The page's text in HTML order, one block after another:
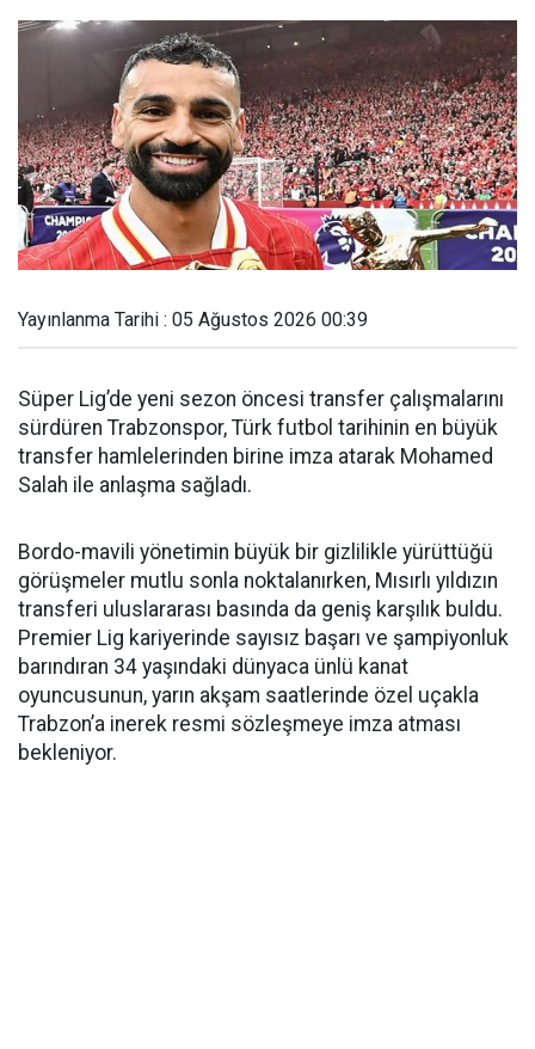
Yayınlanma Tarihi : 05 Ağustos 2026 00:39
Süper Lig’de yeni sezon öncesi transfer çalışmalarını
sürdüren Trabzonspor, Türk futbol tarihinin en büyük
transfer hamlelerinden birine imza atarak Mohamed
Salah ile anlaşma sağladı.
Bordo-mavili yönetimin büyük bir gizlilikle yürüttüğü
görüşmeler mutlu sonla noktalanırken, Mısırlı yıldızın
transferi uluslararası basında da geniş karşılık buldu.
Premier Lig kariyerinde sayısız başarı ve şampiyonluk
barındıran 34 yaşındaki dünyaca ünlü kanat
oyuncusunun, yarın akşam saatlerinde özel uçakla
Trabzon’a inerek resmi sözleşmeye imza atması
bekleniyor.